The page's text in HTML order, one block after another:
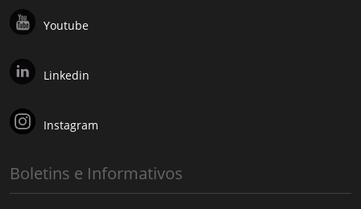
Youtube
Linkedin
Instagram
Boletins e Informativos